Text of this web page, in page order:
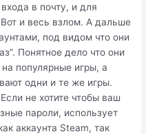
в почту, и для
и весь взлом. А дальше
под видом что они
Понятное дело что они
популярные игры, а
одни и те же игры.
не хотите чтобы ваш
пароли, использует
аккаунта Steam, так